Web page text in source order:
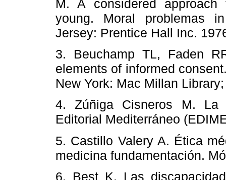
M. A considered
young. Moral problemas
Jersey: Prentice Hall Inc.
3. Beuchamp TL, Faden
elements of informed
New York: Mac Millan
4. Zúñiga Cisneros M. La
Editorial Mediterráneo
5. Castillo Valery A. Ética
medicina
6. Best K. Las